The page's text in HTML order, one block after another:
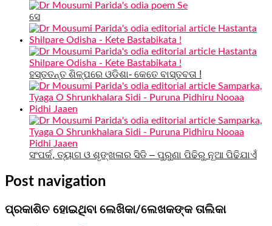
ସେ
ହସ୍ତତନ୍ତ ଶିଳ୍ପରେ ଓଡିଶା- କେତେ ବାସ୍ତବତା !
ସଂପର୍କ, ତ୍ୟାଗ ଓ ଶୃଙ୍ଖଳାର ସିଡି – ପୁରୁଣା ପିଢିରୁ ନୂଆ ପିଢିଯାଏଁ
Post navigation
ପ୍ରକାଶିତ ହୋଇଥିବା ଲେଖିକା/ଲେଖକଙ୍କ ତାଲିକା